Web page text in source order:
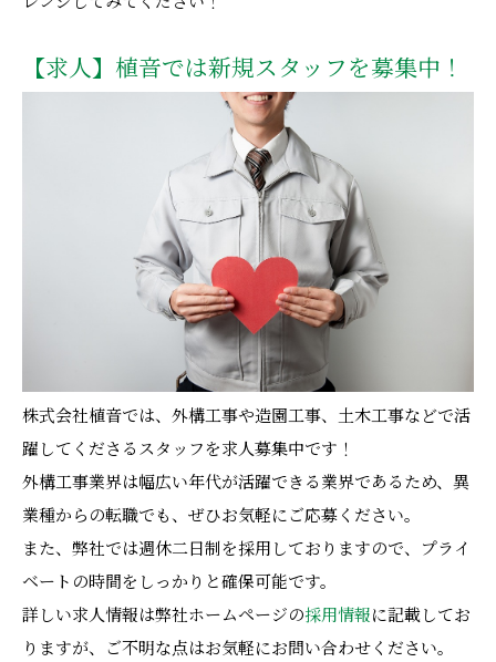
【求人】植音では新規スタッフを募集中！
株式会社植音では、外構工事や造園工事、土木工事などで活
躍してくださるスタッフを求人募集中です！
外構工事業界は幅広い年代が活躍できる業界であるため、異
業種からの転職でも、ぜひお気軽にご応募ください。
また、弊社では週休二日制を採用しておりますので、プライ
ベートの時間をしっかりと確保可能です。
詳しい求人情報は弊社ホームページの採用情報に記載してお
りますが、ご不明な点はお気軽にお問い合わせください。